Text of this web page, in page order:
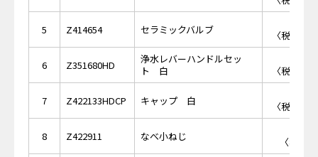
5 Z414654 セラミックバルブ
〈税抜価
6 Z351680HD
浄水レバーハンドルセッ
ト 白
〈税抜価
7 Z422133HDCP キャップ 白
〈税抜価
8 Z422911 なべ小ねじ
〈税抜